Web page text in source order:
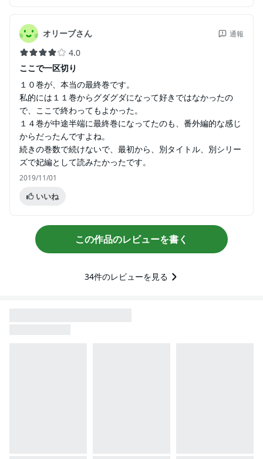
オリーブさん 通報
4.0
ここで一区切り
１０巻が、本当の最終巻です。
私的には１１巻からグダグダになって好きではなかったの
で、ここで終わってもよかった。
１４巻が中途半端に最終巻になってたのも、番外編的な感じ
からだったんですよね。
続きの巻数で続けないで、最初から、別タイトル、別シリー
ズで妃編として読みたかったです。
2019/11/01
いいね
この作品のレビューを書く
34件のレビューを見る